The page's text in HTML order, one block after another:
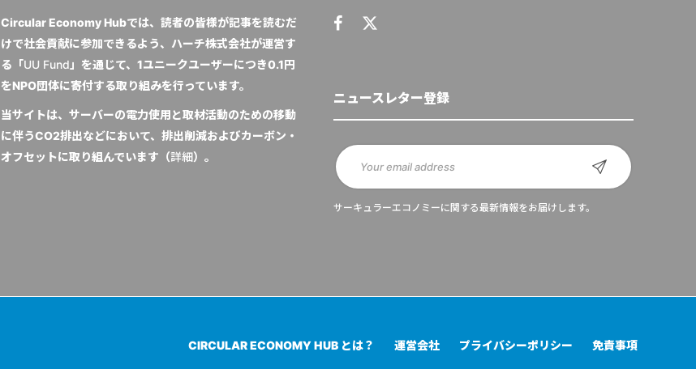
Circular Economy Hubでは、読者の皆様が記事を読むだ
けで社会貢献に参加できるよう、ハーチ株式会社が運営す
る「UU Fund」を通じて、1ユニークユーザーにつき0.1円
をNPO団体に寄付する取り組みを行っています。
当サイトは、サーバーの電力使用と取材活動のための移動
に伴うCO2排出などにおいて、排出削減およびカーボン・
オフセットに取り組んでいます（詳細）。
ニュースレター登録
サーキュラーエコノミーに関する最新情報をお届けします。
CIRCULAR ECONOMY HUB とは？ 運営会社 プライバシーポリシー 免責事項